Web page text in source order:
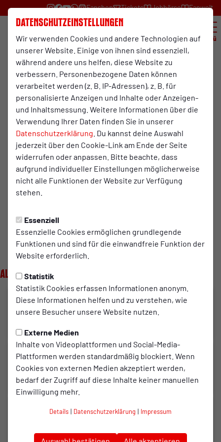
Datenschutzeinstellungen
Wir verwenden Cookies und andere Technologien auf
unserer Website. Einige von ihnen sind essenziell,
während andere uns helfen, diese Website zu
verbessern. Personenbezogene Daten können
verarbeitet werden (z. B. IP-Adressen), z. B. für
personalisierte Anzeigen und Inhalte oder Anzeigen-
und Inhaltsmessung. Weitere Informationen über die
Verwendung Ihrer Daten finden Sie in unserer
Datenschutzerklärung . Du kannst deine Auswahl
jederzeit über den Cookie-Link am Ende der Seite
widerrufen oder anpassen. Bitte beachte, dass
aufgrund individueller Einstellungen möglicherweise
nicht alle Funktionen der Website zur Verfügung
stehen.
Essenziell
Essenzielle Cookies ermöglichen grundlegende
Funktionen und sind für die einwandfreie Funktion der
Website erforderlich.
Statistik
Statistik Cookies erfassen Informationen anonym.
Diese Informationen helfen und zu verstehen, wie
unsere Besucher unsere Website nutzen.
Externe Medien
Inhalte von Videoplattformen und Social-Media-
Plattformen werden standardmäßig blockiert. Wenn
Cookies von externen Medien akzeptiert werden,
bedarf der Zugriff auf diese Inhalte keiner manuellen
Einwilligung mehr.
Details | Datenschutzerklärung | Impressum
Fanshop Tickets Jobbörse Fanwelt
Menü
Bekenne dich zum Kleeblatt!
Die Tradition des SC Rot-Weiß Oberhausen lebt seit dem 18.
Dezember 1904 und wird bis heute durch das Ruhrgebiet
und die ganze Republik weitergetragen. Du möchtest dich
in ganz besonderer Weise zu unserem Verein bekennen
Dann werde jetzt Mitglied des traditionsreichen SC Rot-
Weiß Oberhausen e.V.!
Alle Infos zur rot-weißen Mitgliedschaft!
Alle Mitglieder-News
MITGLIEDER
Sommerausgabe des
25.09.2025
MITGLIEDER
1.904-Mitglieder-Marke
geknackt
Jetzt Mitglied werden - Noch